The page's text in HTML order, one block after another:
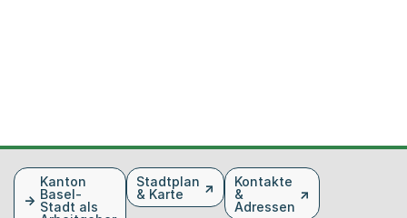
FusszeileKanton
Basel-
Stadt als
Stadtplan
& Karte
Kontakte
&
Adressen